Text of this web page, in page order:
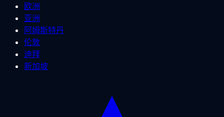
欧洲
亚洲
阿姆斯特丹
伦敦
迪拜
新加坡